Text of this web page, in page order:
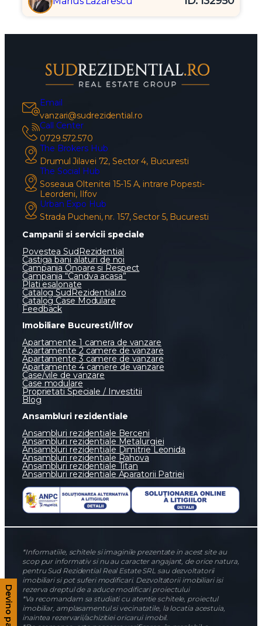
Email
vanzari@sudrezidential.ro
Call Center
0729.572.570
The Brokers Hub
Drumul Jilavei 72, Sector 4, Bucuresti
The Social Hub
Soseaua Oltenitei 15-15 A, intrare Popesti-
Leordeni, Ilfov
Urban Expo Hub
Strada Pucheni, nr. 157, Sector 5, Bucuresti
Campanii si servicii speciale
Povestea SudRezidential
Castiga bani alaturi de noi
Campania Onoare si Respect
Campania “Candva acasa”
Plati esalonate
Catalog SudRezidential.ro
Catalog Case Modulare
Feedback
Imobiliare Bucuresti/Ilfov
Apartamente 1 camera de vanzare
Apartamente 2 camere de vanzare
Apartamente 3 camere de vanzare
Apartamente 4 camere de vanzare
Case/vile de vanzare
Case modulare
Proprietati Speciale / Investitii
Blog
Ansambluri rezidentiale
Ansambluri rezidentiale Berceni
Ansambluri rezidentiale Metalurgiei
Ansambluri rezidentiale Dimitrie Leonida
Ansambluri rezidentiale Rahova
Ansambluri rezidentiale Titan
Ansambluri rezidentiale Aparatorii Patriei
*Informatiile, schitele si imaginile prezentate in acest site au
scop pur informativ si nu au caracter angajant, de orice natura,
pentru Sud Rezidential Real Estate SRL sau dezvoltatorii
imobiliari si pot suferi modificari. Dezvoltatorii imobiliari isi
rezerva dreptul de a aduce modificari proiectului
*Va recomandam sa studiati cu atentie schitele, proiectul
imobiliar, amplasamentul si vecinatatile, la locatia acestuia,
inaintea rezervarii/achizitiei oricarui imobil.